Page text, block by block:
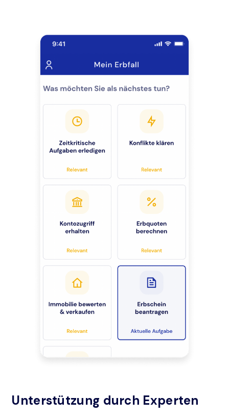
Unterstützung durch Experten